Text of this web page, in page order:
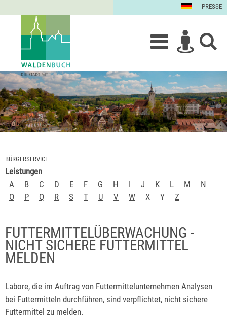
PRESSE
BÜRGERSERVICE
Leistungen
A
B C D E F G H I J K L M
N
O
P Q R S T U V W X Y Z
FUTTERMITTELÜBERWACHUNG -
NICHT SICHERE FUTTERMITTEL
MELDEN
Labore, die im Auftrag von Futtermittelunternehmen Analysen
bei Futtermitteln durchführen, sind verpflichtet, nicht sichere
Futtermittel zu melden.